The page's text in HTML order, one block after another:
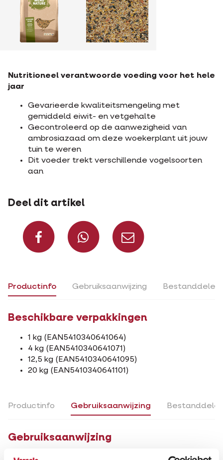
Nutritioneel verantwoorde voeding voor het hele
jaar
Gevarieerde kwaliteitsmengeling met
gemiddeld eiwit- en vetgehalte
Gecontroleerd op de aanwezigheid van
ambrosiazaad om deze woekerplant uit jouw
tuin te weren
Dit voeder trekt verschillende vogelsoorten
aan
Deel dit artikel
Deel op Facebook
Deel via
Productinfo Gebruiksaanwijzing Bestanddelen
Beschikbare verpakkingen
1 kg (EAN5410340641064)
4 kg (EAN5410340641071)
12,5 kg (EAN5410340641095)
20 kg (EAN5410340641101)
Productinfo Gebruiksaanwijzing
Gebruiksaanwijzing